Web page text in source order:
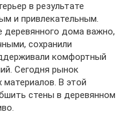
в результате
и привлекательным.
деревянного дома важно,
сохранили
комфортный
Сегодня рынок
В этой
стены в деревянном